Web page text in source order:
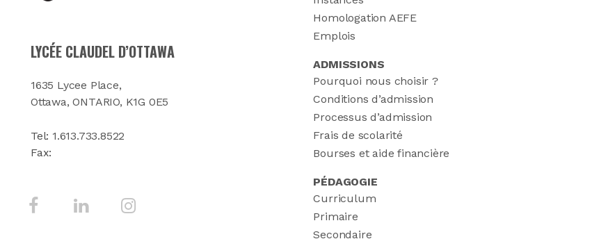
LYCÉE CLAUDEL D’OTTAWA
1635 Lycee Place,
Ottawa, ONTARIO, K1G 0E5
Tel: 1.613.733.8522
Fax:
Homologation AEFE
Emplois
ADMISSIONS
Pourquoi nous choisir ?
Conditions d’admission
Processus d’admission
Frais de scolarité
Bourses et aide financière
PÉDAGOGIE
Curriculum
Primaire
Secondaire